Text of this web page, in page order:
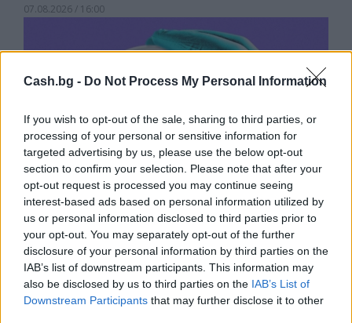
Cash.bg - Do Not Process My Personal Information
If you wish to opt-out of the sale, sharing to third parties, or
processing of your personal or sensitive information for
targeted advertising by us, please use the below opt-out
section to confirm your selection. Please note that after your
opt-out request is processed you may continue seeing
interest-based ads based on personal information utilized by
us or personal information disclosed to third parties prior to
your opt-out. You may separately opt-out of the further
disclosure of your personal information by third parties on the
IAB’s list of downstream participants. This information may
also be disclosed by us to third parties on the IAB’s List of
Downstream Participants that may further disclose it to other
07.08.2026 / 16:00
Изкуствен интелект за първи път
създаде нови жизнеспособни вируси
07.08.2026 / 15:30